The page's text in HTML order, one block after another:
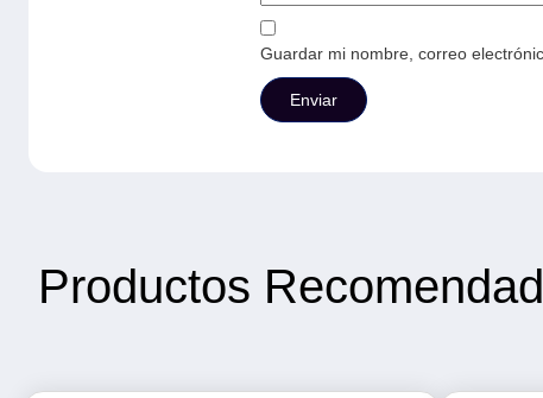
Guardar mi nombre, correo
Productos